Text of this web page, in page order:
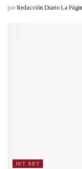
por Redacción Diario La
JET SET